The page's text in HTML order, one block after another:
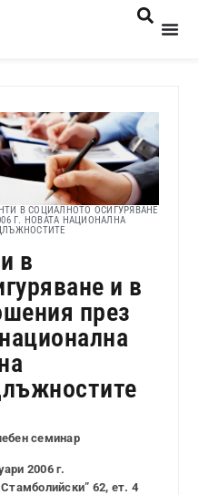
В СОЦИАЛНОТО ОСИГУРЯВАНЕ
Г. НОВАТА НАЦИОНАЛНА
в
и в
през
семинар
2006 г.
62, ет. 4